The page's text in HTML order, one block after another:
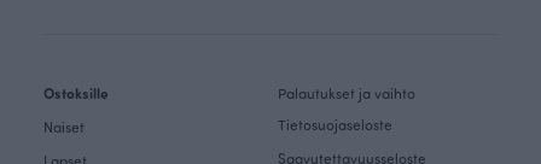
Ostoksille
Naiset
Palautukset ja vaihto
Tietosuojaseloste
Saavutettavuusseloste